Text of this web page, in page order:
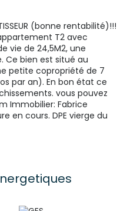
(bonne rentabilité)!!!
T2 avec
vie de 24,5M2, une
Ce bien est situé au
petite copropriété de 7
par an). En bon état ce
vous pouvez
Immobilier: Fabrice
en cours. DPE vierge du